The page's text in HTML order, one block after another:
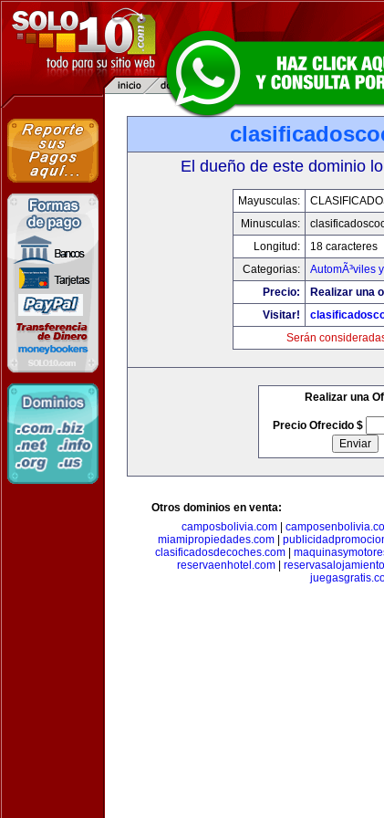
El dueño de este dominio
Mayusculas:
Minusculas:
Longitud:
18 caracteres
Categorias:
AutomÃ³viles
Precio:
Realizar una
Visitar!
Serán
Realizar una
Precio Ofrecido $
Otros dominios en venta:
camposbolivia.com|
miamipropiedades.com
clasificadosdecoches.com
reservaenhotel.com|